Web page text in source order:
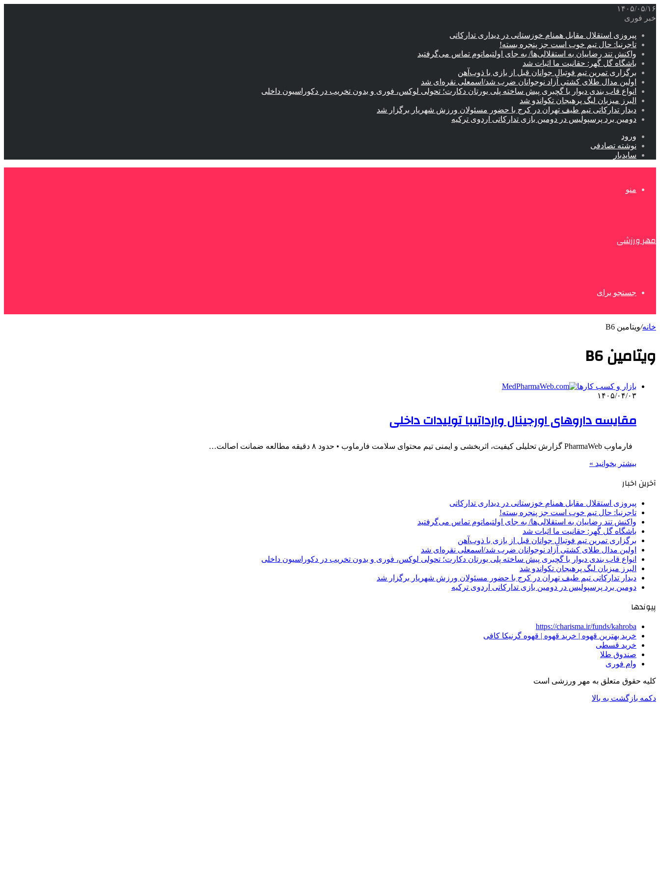
۱۴۰۵/۰۵/۱۶
خبر فوری
پیروزی استقلال مقابل همنام خوزستانی در دیداری تدارکاتی
تاجرنیا: حال تیم خوب است جز پنجره بسته!
واکنش تند رضاییان به استقلالی‌ها/ به جای اولتیماتوم تماس می‌گرفتید
باشگاه گل گهر: حقانیت ما اثبات شد
برگزاری تمرین تیم فوتبال جوانان قبل از بازی با ذوب‌آهن
اولین مدال طلای کشتی آزاد نوجوانان ضرب شد/اسمعلی نقره‌ای شد
انواع قاب بندی دیوار با گچبری پیش ساخته پلی یورتان دکارت؛ تحولی لوکس، فوری و بدون تخریب در دکوراسیون داخلی
البرز میزبان لیگ پرهیجان تکواندو شد
دیدار تدارکاتی تیم طیف تهران در کرج با حضور مسئولان ورزش شهریار برگزار شد
دومین برد پرسپولیس در دومین بازی تدارکاتی اردوی ترکیه
ورود
نوشته تصادفی
سایدبار
منو
مهر ورزشی
جستجو برای
خانه/ویتامین B6
ویتامین B6
بازار و کسب کارها
۱۴۰۵/۰۴/۰۳
مقایسه داروهای اورجینال وارداتیبا تولیدات داخلی
فارماوب PharmaWeb گزارش تحلیلی کیفیت، اثربخشی و ایمنی تیم محتوای سلامت فارماوب • حدود ۸ دقیقه مطالعه ضمانت اصالت…
بیشتر بخوانید »
آخرین اخبار
پیروزی استقلال مقابل همنام خوزستانی در دیداری تدارکاتی
تاجرنیا: حال تیم خوب است جز پنجره بسته!
واکنش تند رضاییان به استقلالی‌ها/ به جای اولتیماتوم تماس می‌گرفتید
باشگاه گل گهر: حقانیت ما اثبات شد
برگزاری تمرین تیم فوتبال جوانان قبل از بازی با ذوب‌آهن
اولین مدال طلای کشتی آزاد نوجوانان ضرب شد/اسمعلی نقره‌ای شد
انواع قاب بندی دیوار با گچبری پیش ساخته پلی یورتان دکارت؛ تحولی لوکس، فوری و بدون تخریب در دکوراسیون داخلی
البرز میزبان لیگ پرهیجان تکواندو شد
دیدار تدارکاتی تیم طیف تهران در کرج با حضور مسئولان ورزش شهریار برگزار شد
دومین برد پرسپولیس در دومین بازی تدارکاتی اردوی ترکیه
پیوندها
https://charisma.ir/funds/kahroba
خرید بهترین قهوه | خرید قهوه | قهوه گرنیکا کافی
خرید قسطی
صندوق طلا
وام فوری
کلیه حقوق متعلق به مهر ورزشی است
دکمه بازگشت به بالا